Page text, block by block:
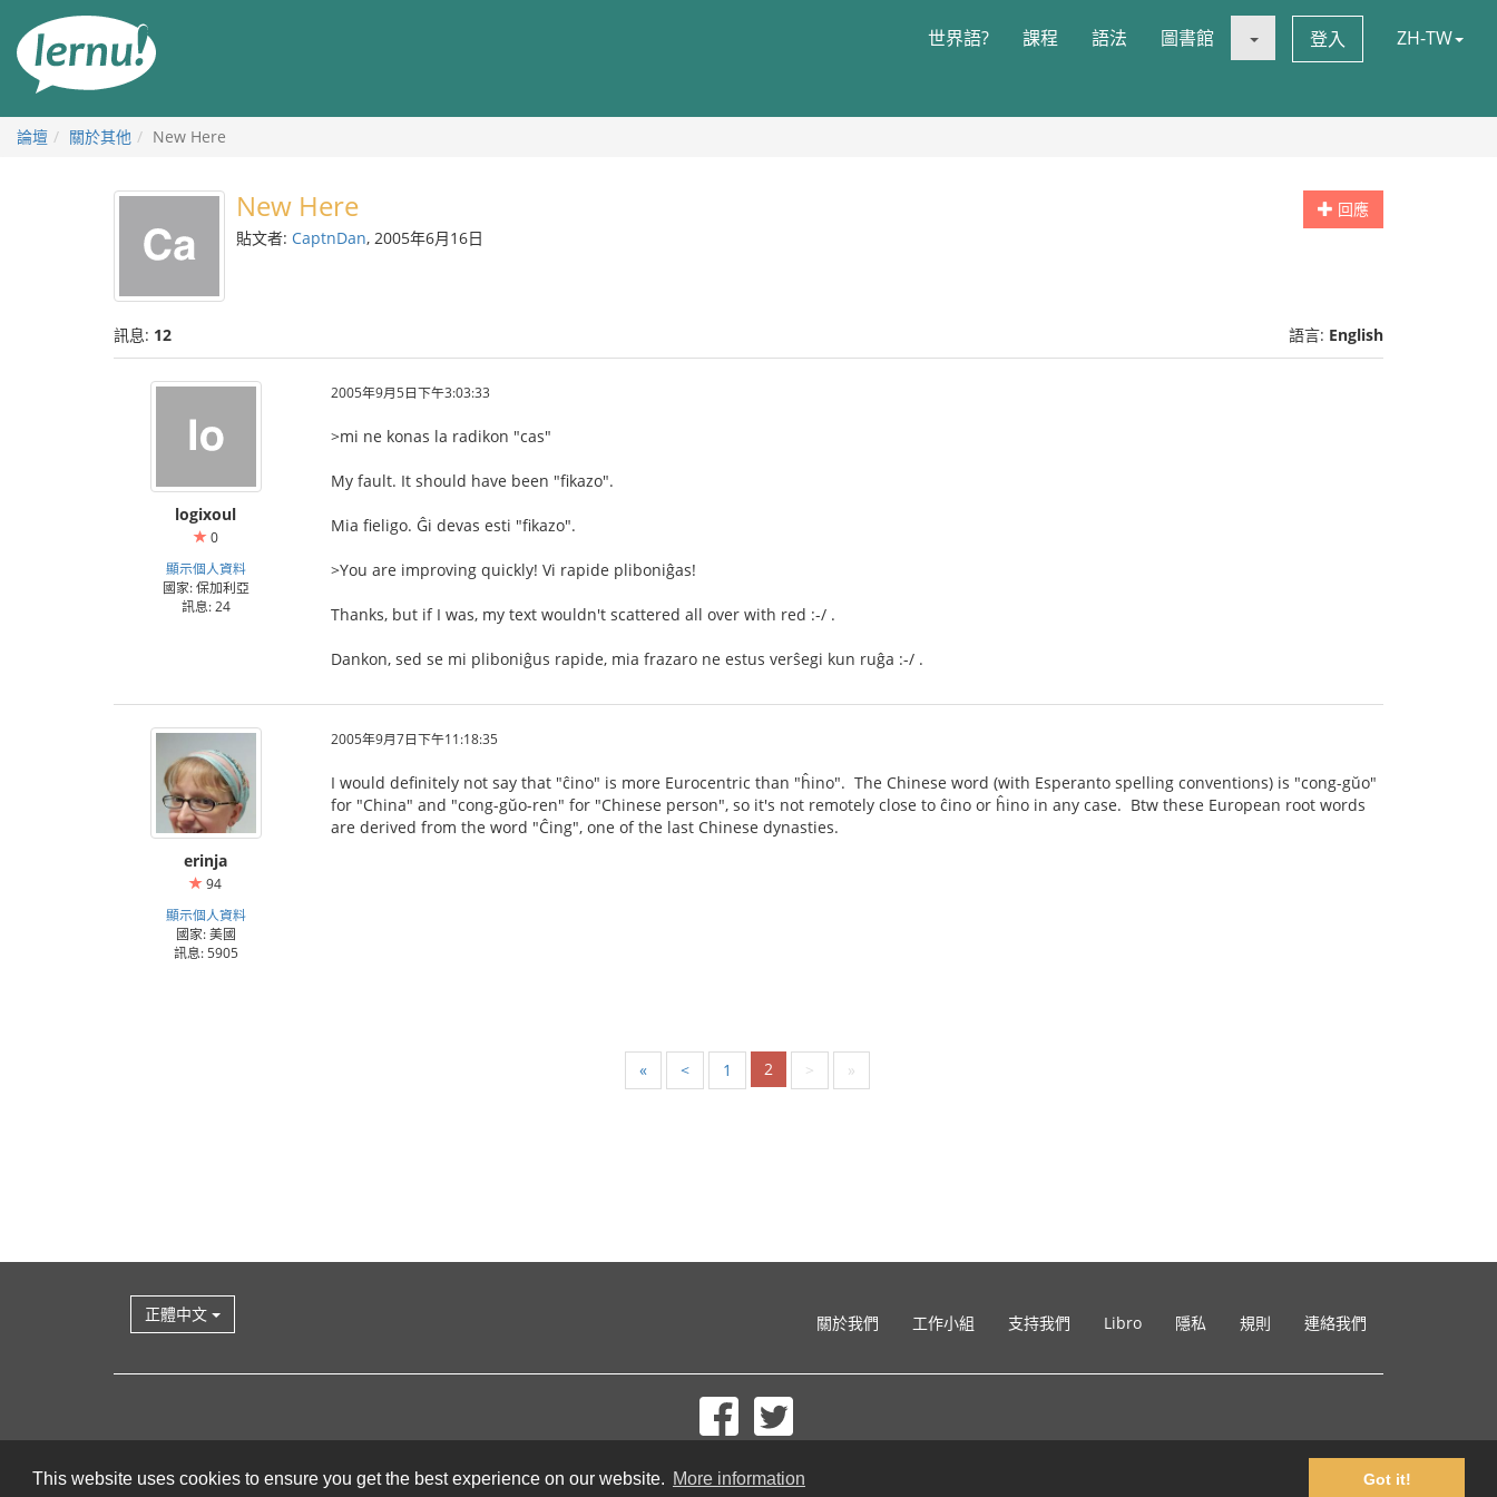
This website uses cookies to ensure you get the best experience on our website. More information Got it!
世界語? 課程 語法 圖書館 登入 ZH-TW
論壇 關於其他 New Here
回應
New Here
貼文者: CaptnDan, 2005年6月16日
訊息: 12 語言: English
logixoul
0
顯示個人資料
國家: 保加利亞
訊息: 24
2005年9月5日下午3:03:33
>mi ne konas la radikon "cas"
My fault. It should have been "fikazo".
Mia fieligo. Ĝi devas esti "fikazo".
>You are improving quickly! Vi rapide pliboniĝas!
Thanks, but if I was, my text wouldn't scattered all over with red :-/ .
Dankon, sed se mi pliboniĝus rapide, mia frazaro ne estus verŝegi kun ruĝa :-/ .
erinja
94
顯示個人資料
國家: 美國
訊息: 5905
2005年9月7日下午11:18:35
I would definitely not say that "ĉino" is more Eurocentric than "ĥino". The Chinese word (with Esperanto spelling conventions) is "cong-gŭo"
for "China" and "cong-gŭo-ren" for "Chinese person", so it's not remotely close to ĉino or ĥino in any case. Btw these European root words
are derived from the word "Ĉing", one of the last Chinese dynasties.
« < 1 2 > »
正體中文 關於我們 工作小組 支持我們 Libro 隱私 規則 連絡我們